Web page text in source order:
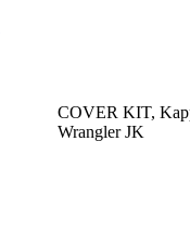
COVER KIT,
Wrangler JK